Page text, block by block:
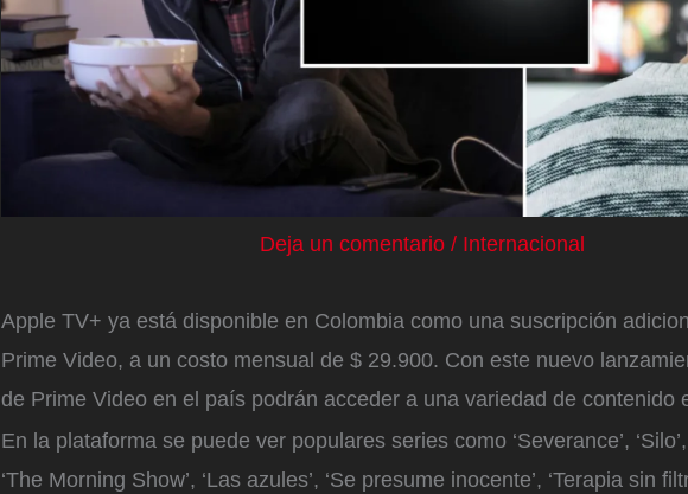
Deja un comentario / Internacional
Apple TV+ ya está disponible en Colombia como una suscripción
Prime Video, a un costo mensual de $ 29.900. Con este nuevo
de Prime Video en el país podrán acceder a una variedad de contenido
En la plataforma se puede ver populares series como ‘Severance’, ‘Silo’,
‘The Morning Show’, ‘Las azules’, ‘Se presume inocente’, ‘Terapia sin